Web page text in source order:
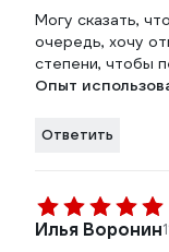
Могу сказать,
очередь, хочу
степени, чтобы
Опыт
Ответить
Илья Воронин